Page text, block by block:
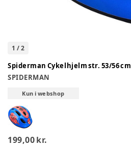
1 /2
Spiderman Cykelhjelm str. 53/56 cm
SPIDERMAN
Kun i webshop
199,00 kr.